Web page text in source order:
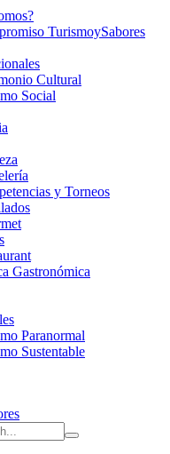
TurismoySabores
Cultural
Social
y Torneos
Gastronómica
Paranormal
Sustentable